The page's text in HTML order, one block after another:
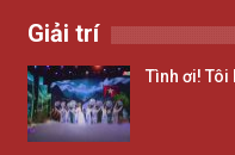
Giải trí
Tình ơi! Tôi